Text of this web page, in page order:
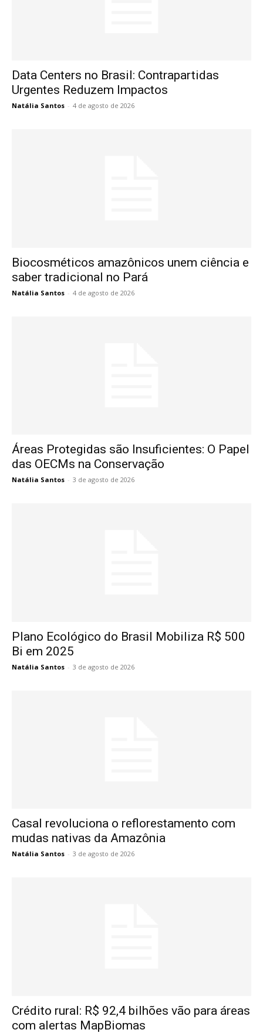
Data Centers no Brasil: Contrapartidas
Urgentes Reduzem Impactos
Natália Santos - 4 de agosto de 2026
Biocosméticos amazônicos unem ciência e
saber tradicional no Pará
Natália Santos - 4 de agosto de 2026
Áreas Protegidas são Insuficientes: O Papel
das OECMs na Conservação
Natália Santos - 3 de agosto de 2026
Plano Ecológico do Brasil Mobiliza R$ 500
Bi em 2025
Natália Santos - 3 de agosto de 2026
Casal revoluciona o reflorestamento com
mudas nativas da Amazônia
Natália Santos - 3 de agosto de 2026
Crédito rural: R$ 92,4 bilhões vão para áreas
com alertas MapBiomas